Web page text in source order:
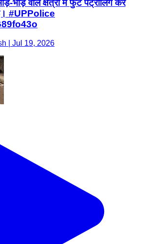
भाड़ वाले क्षेत्रों में फुट पेट्रोलिंग कर
#UPPolice
| Jul 19, 2026